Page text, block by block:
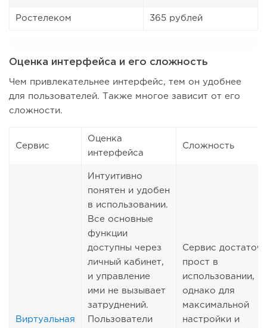
Ростелеком 365 рублей
Оценка интерфейса и его сложность
Чем привлекательнее интерфейс, тем он удобнее
для пользователей. Также многое зависит от его
сложности.
Сервис
Оценка
интерфейса
Сложность
Виртуальная
Интуитивно
понятен и удобен
в использовании.
Все основные
функции
доступны через
личный кабинет,
и управление
ими не вызывает
затруднений.
Пользователи
Сервис
прост в
использовании,
однако для
максимальной
настройки и